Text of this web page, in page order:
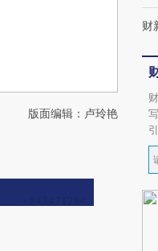
版面编辑：卢玲艳
财
引